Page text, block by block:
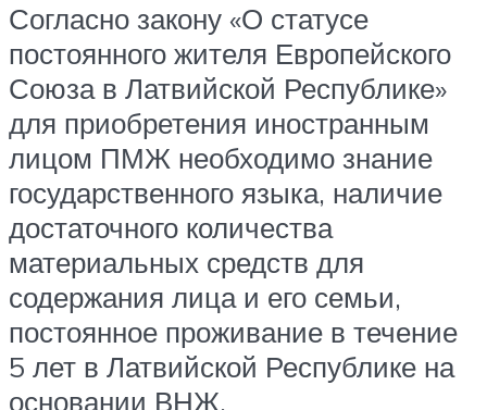
Согласно закону «О статусе
постоянного жителя Европейского
Союза в Латвийской Республике»
для приобретения иностранным
лицом ПМЖ необходимо знание
государственного языка, наличие
достаточного количества
материальных средств для
содержания лица и его семьи,
постоянное проживание в течение
5 лет в Латвийской Республике на
основании ВНЖ.